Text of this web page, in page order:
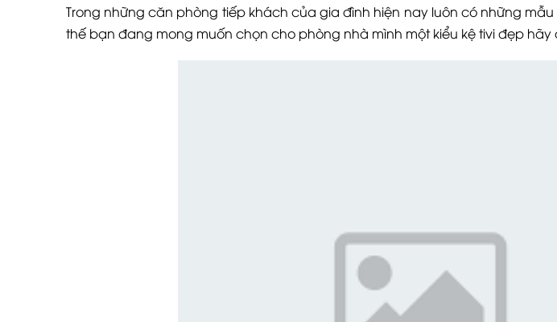
Trong những căn phòng tiếp khách của gia đình hiện nay luôn có những
thế bạn đang mong muốn chọn cho phòng nhà mình một kiểu kệ tivi đẹp hãy